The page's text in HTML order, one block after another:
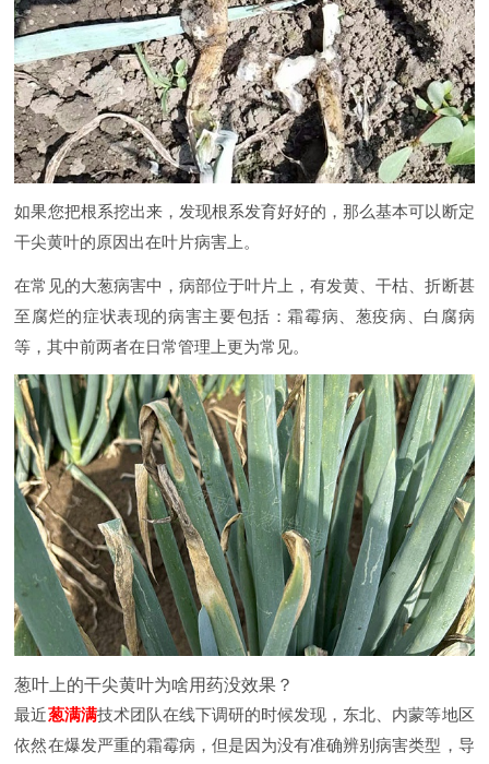
如果您把根系挖出来，发现根系发育好好的，那么基本可以断定
干尖黄叶的原因出在叶片病害上。
在常见的大葱病害中，病部位于叶片上，有发黄、干枯、折断甚
至腐烂的症状表现的病害主要包括：霜霉病、葱疫病、白腐病
等，其中前两者在日常管理上更为常见。
葱叶上的干尖黄叶为啥用药没效果？
最近葱满满技术团队在线下调研的时候发现，东北、内蒙等地区
依然在爆发严重的霜霉病，但是因为没有准确辨别病害类型，导